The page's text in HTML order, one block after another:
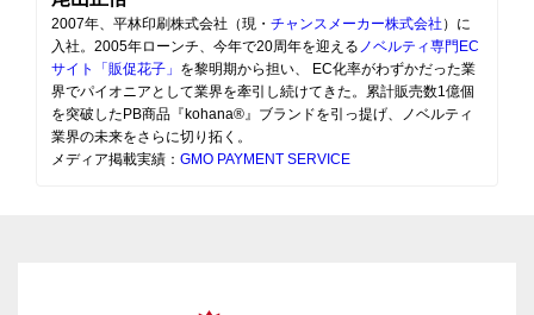
2007年、平林印刷株式会社（現・ チャンスメーカー株式会社 ）に
入社。2005年ローンチ、今年で20周年を迎える ノベルティ専門EC
サイト「販促花子」 を黎明期から担い、 EC化率がわずかだった業
界でパイオニアとして業界を牽引し続けてきた。累計販売数1億個
を突破したPB商品『kohana®』ブランドを引っ提げ、ノベルティ
業界の未来をさらに切り拓く。
メディア掲載実績： GMO PAYMENT SERVICE